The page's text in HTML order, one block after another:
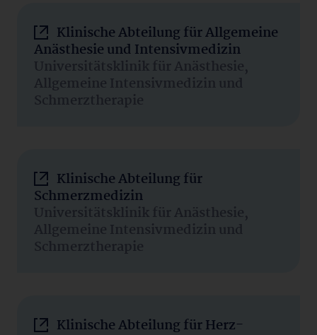
Klinische Abteilung für Allgemeine
Anästhesie und Intensivmedizin
Universitätsklinik für Anästhesie,
Allgemeine Intensivmedizin und
Schmerztherapie
Klinische Abteilung für
Schmerzmedizin
Universitätsklinik für Anästhesie,
Allgemeine Intensivmedizin und
Schmerztherapie
Klinische Abteilung für Herz-